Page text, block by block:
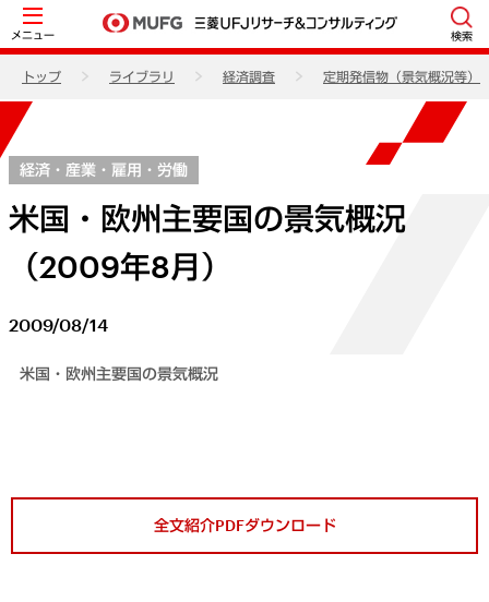
メニュー 検索
トップ ライブラリ 経済調査 定期発信物（景気概況等）
経済・産業・雇用・労働
米国・欧州主要国の景気概況
（2009年8月）
2009/08/14
米国・欧州主要国の景気概況
全文紹介PDFダウンロード